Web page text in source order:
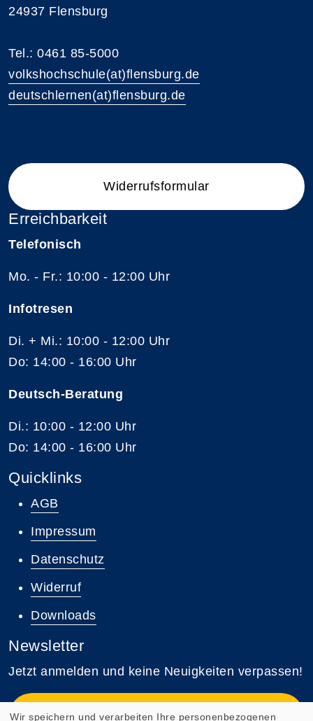
24937 Flensburg
Tel.: 0461 85-5000
volkshochschule(at)flensburg.de
deutschlernen(at)flensburg.de
Widerrufsformular
Erreichbarkeit
Telefonisch
Mo. - Fr.: 10:00 - 12:00 Uhr
Infotresen
Di. + Mi.: 10:00 - 12:00 Uhr
Do: 14:00 - 16:00 Uhr
Deutsch-Beratung
Di.: 10:00 - 12:00 Uhr
Do: 14:00 - 16:00 Uhr
Quicklinks
AGB
Impressum
Datenschutz
Widerruf
Downloads
Newsletter
Jetzt anmelden und keine Neuigkeiten verpassen!
Zum Newsletter anmelden
Wir speichern und verarbeiten Ihre personenbezogenen